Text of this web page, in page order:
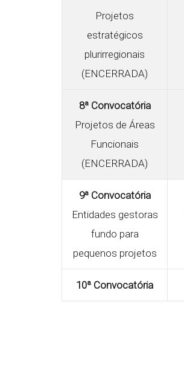
Projetos
estratégicos
plurirregionais
(ENCERRADA)
8ª Convocatória
Projetos de Áreas
Funcionais
(ENCERRADA)
9ª Convocatória
Entidades gestoras
fundo para
pequenos projetos
10ª Convocatória